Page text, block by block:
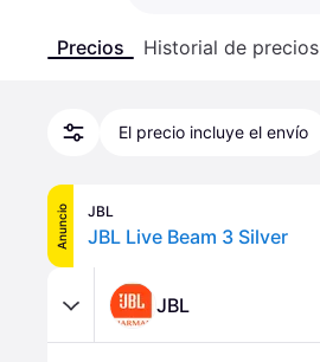
Precios Historial de precios
El precio incluye el envío
Anuncio JBL
JBL Live Beam 3 Silver
JBL